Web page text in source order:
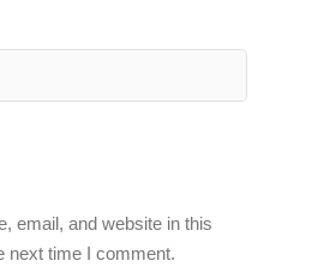
email, and website in this
next time I comment.